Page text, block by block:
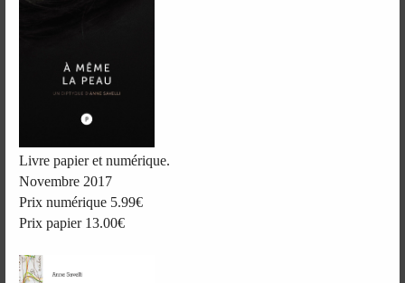
Livre papier et numérique.
Novembre 2017
Prix numérique 5.99€
Prix papier 13.00€